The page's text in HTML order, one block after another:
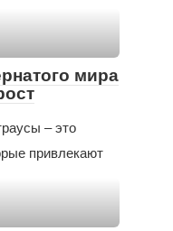
мира
– это
привлекают